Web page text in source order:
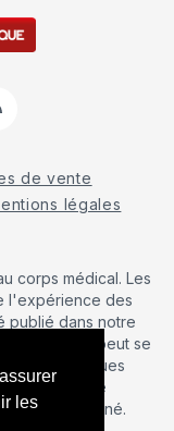
les
de vente
légales
corps médical. Les
l'expérience des
publié dans notre
ne peut se
Les techniques
quelconque
ou d'un soigné.